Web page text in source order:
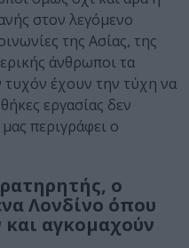
στον λεγόμενο
της Ασίας, της
άνθρωποι τα
τυχόν έχουν την τύχη να
εργασίας δεν
περιγράφει ο
ο
Λονδίνο όπου
αγκομαχούν